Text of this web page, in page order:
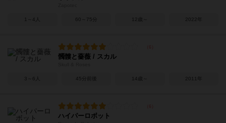
1～4人 60～75分 12歳～ 2022年
髑髏と薔薇 / スカル
3～6人 45分前後 14歳～ 2011年
ハイパーロボット